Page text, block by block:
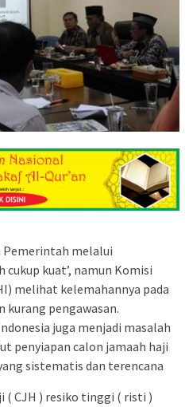
Pemerintah melalui
cukup kuat’, namun Komisi
melihat kelemahannya pada
kurang pengawasan.
juga menjadi masalah
penyiapan calon jamaah haji
sistematis dan terencana
( CJH ) resiko tinggi ( risti )